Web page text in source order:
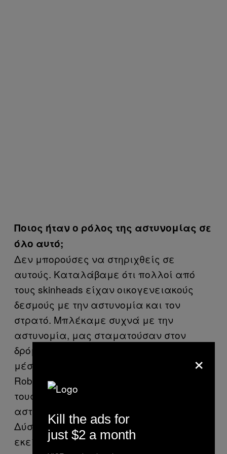
Ποιος ήταν ο ρόλος της αστυνομίας σε
όλο αυτό;
Δεν μπορούσες να στηριχθείς σε
αυτούς. Καταλάβαμε ότι πολλοί από
τους skinheads είχαν οικογενειακούς
δεσμούς με την αστυνομία και τον
στρατό. Μπλέκαμε συχνά με την
αστυνομία, μας σταματούσαν στον
δρόμο χωρίς λόγο και μας πήγαιναν
μέσα για εξακρίβωση. Στο φεστιβάλ
Robreggae
τους νεοναζί και από την άλλη την
αστυνομία. Η φάση ήταν λίγο Άγρια
Δύση μέχρι περίπου το ’94 ή το ’95. Από
εκεί και πέρα αρχίσαμε να έχουμε
×
Kill the ads for
just $2 a month